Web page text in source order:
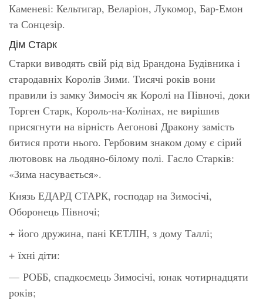
Каменеві: Кельтигар, Веларіон, Лукомор, Бар-Емон
та Сонцезір.
Дім Старк
Старки виводять свій рід від Брандона Будівника і
стародавніх Королів Зими. Тисячі років вони
правили із замку Зимосіч як Королі на Півночі, доки
Торген Старк, Король-на-Колінах, не вирішив
присягнути на вірність Аегонові Дракону замість
битися проти нього. Гербовим знаком дому є сірий
лютововк на льодяно-білому полі. Гасло Старків:
«Зима насувається».
Князь ЕДАРД СТАРК, господар на Зимосічі,
Оборонець Півночі;
+ його дружина, пані КЕТЛІН, з дому Таллі;
+ їхні діти:
— РОББ, спадкоємець Зимосічі, юнак чотирнадцяти
років;